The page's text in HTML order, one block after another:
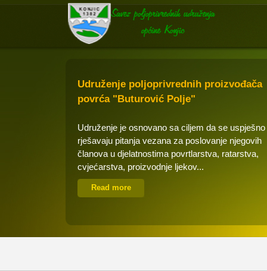
Udruženje poljoprivrednih proizvođača
povrća "Buturović Polje"
Udruženje je osnovano sa ciljem da se uspješno
rješavaju pitanja vezana za poslovanje njegovih
članova u djelatnostima povrtlarstva, ratarstva,
cvjećarstva, proizvodnje ljekov...
Read more